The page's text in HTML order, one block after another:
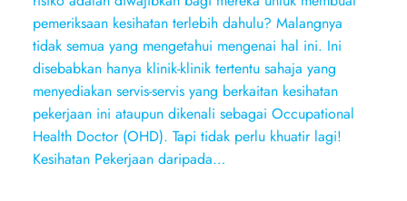
pemeriksaan kesihatan terlebih dahulu? Malangnya
tidak semua yang mengetahui mengenai hal ini. Ini
disebabkan hanya klinik-klinik tertentu sahaja yang
menyediakan servis-servis yang berkaitan kesihatan
pekerjaan ini ataupun dikenali sebagai Occupational
Health Doctor (OHD). Tapi tidak perlu khuatir lagi!
Kesihatan Pekerjaan daripada…